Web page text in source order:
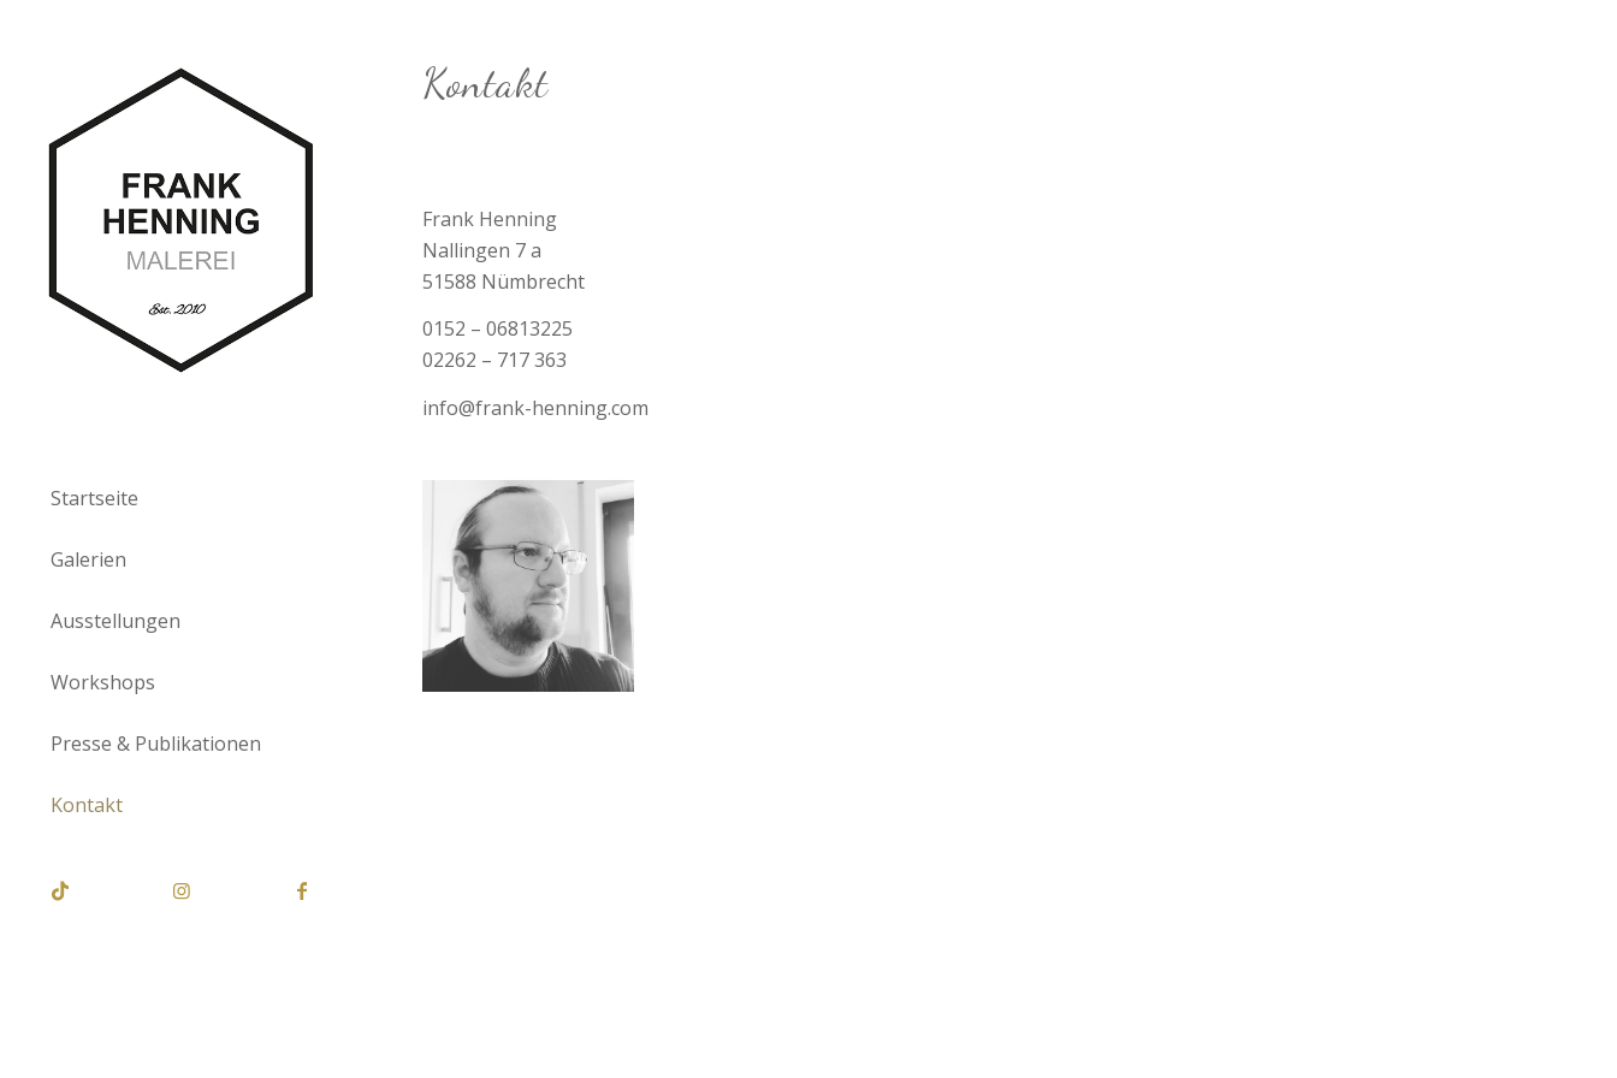
Startseite
Galerien
Ausstellungen
Workshops
Presse & Publikationen
Kontakt
Kontakt
Frank Henning
Nallingen 7 a
51588 Nümbrecht
0152 – 06813225
02262 – 717 363
info@frank-henning.com